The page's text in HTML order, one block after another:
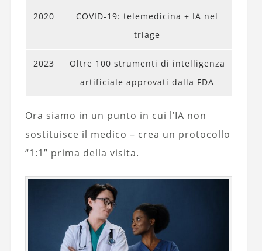
2020
COVID-19: telemedicina + IA nel
triage
2023
Oltre 100 strumenti di intelligenza
artificiale approvati dalla FDA
Ora siamo in un punto in cui l’IA non
sostituisce il medico – crea un protocollo
“1:1” prima della visita.